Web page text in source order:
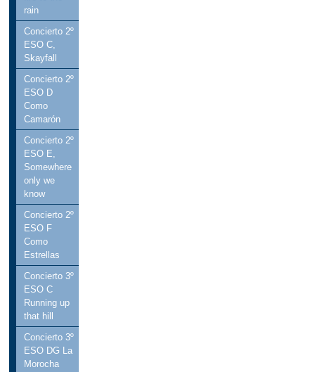
rain
Concierto 2º
ESO C,
Skayfall
Concierto 2º
ESO D
Como
Camarón
Concierto 2º
ESO E,
Somewhere
only we
know
Concierto 2º
ESO F
Como
Estrellas
Concierto 3º
ESO C
Running up
that hill
Concierto 3º
ESO DG La
Morocha